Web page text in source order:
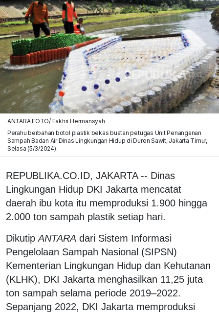
ANTARA FOTO/ Fakhri Hermansyah
Perahu berbahan botol plastik bekas buatan petugas Unit Penanganan
Sampah Badan Air Dinas Lingkungan Hidup di Duren Sawit, Jakarta Timur,
Selasa (5/3/2024).
REPUBLIKA.CO.ID, JAKARTA -- Dinas
Lingkungan Hidup DKI Jakarta mencatat
daerah ibu kota itu memproduksi 1.900 hingga
2.000 ton sampah plastik setiap hari.
DikutipANTARA dari Sistem Informasi
Pengelolaan Sampah Nasional (SIPSN)
Kementerian Lingkungan Hidup dan Kehutanan
(KLHK), DKI Jakarta menghasilkan 11,25 juta
ton sampah selama periode 2019–2022.
Sepanjang 2022, DKI Jakarta memproduksi